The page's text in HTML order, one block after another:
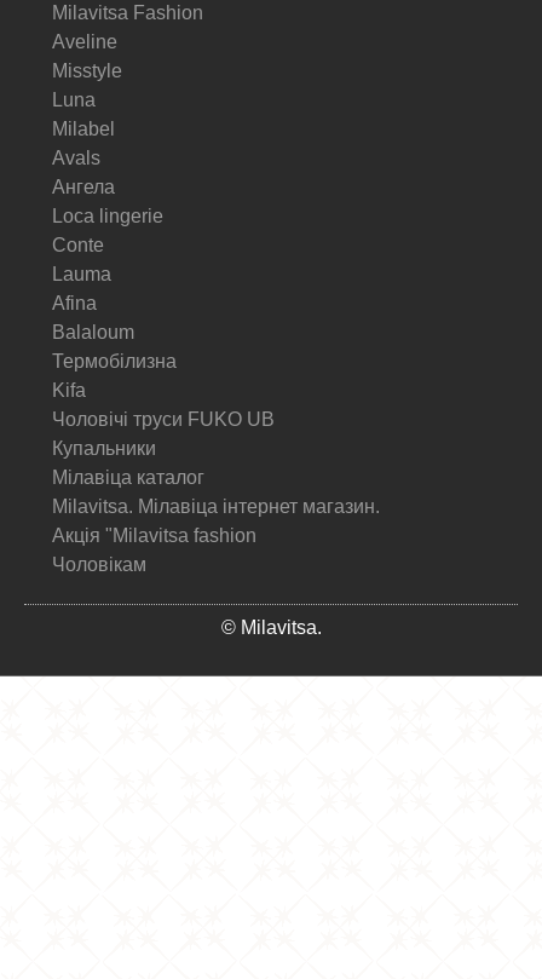
Milavitsa Fashion
Aveline
Misstyle
Luna
Milabel
Avals
Ангела
Loca lingerie
Conte
Lauma
Afina
Balaloum
Термобілизна
Kifa
Чоловічі труси FUKO UB
Купальники
Мілавіца каталог
Milavitsa. Мілавіца інтернет магазин.
Акція "Milavitsa fashion
Чоловікам
© Milavitsa.